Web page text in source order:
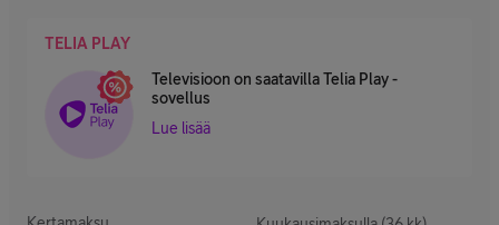
TELIA PLAY
Televisioon on saatavilla Telia Play -
sovellus
Lue lisää